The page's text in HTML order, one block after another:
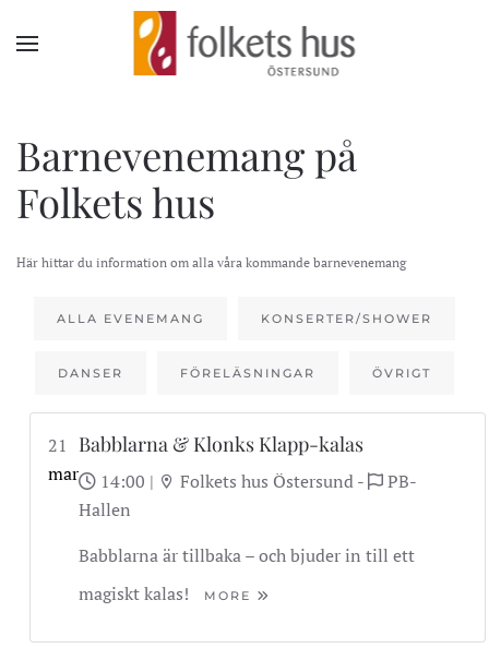
Skip to main content
Barnevenemang på
Folkets hus
Här hittar du information om alla våra kommande barnevenemang
ALLA EVENEMANG KONSERTER/SHOWER
DANSER FÖRELÄSNINGAR ÖVRIGT
21
mar
Babblarna & Klonks Klapp-kalas
14:00 | Folkets hus Östersund -
PB-
Hallen
Babblarna är tillbaka – och bjuder in till ett
magiskt kalas!
MORE